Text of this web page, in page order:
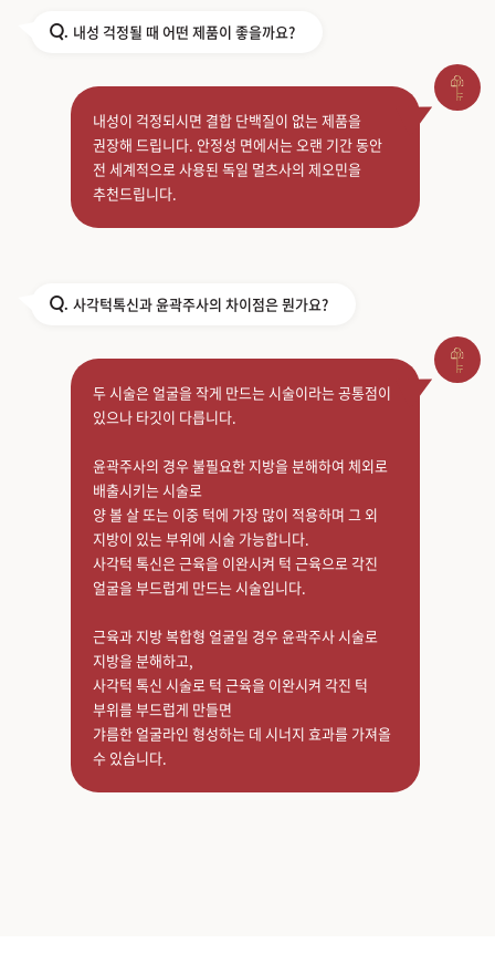
Q. 내성 걱정될 때 어떤 제품이 좋을까요?
내성이 걱정되시면 결합 단백질이 없는 제품을
권장해 드립니다. 안정성 면에서는 오랜 기간 동안
전 세계적으로 사용된 독일 멀츠사의 제오민을
추천드립니다.
Q. 사각턱톡신과 윤곽주사의 차이점은 뭔가요?
두 시술은 얼굴을 작게 만드는 시술이라는 공통점이
있으나 타깃이 다릅니다.
윤곽주사의 경우 불필요한 지방을 분해하여 체외로
배출시키는 시술로
양 볼 살 또는 이중 턱에 가장 많이 적용하며 그 외
지방이 있는 부위에 시술 가능합니다.
사각턱 톡신은 근육을 이완시켜 턱 근육으로 각진
얼굴을 부드럽게 만드는 시술입니다.
근육과 지방 복합형 얼굴일 경우 윤곽주사 시술로
지방을 분해하고,
사각턱 톡신 시술로 턱 근육을 이완시켜 각진 턱
부위를 부드럽게 만들면
갸름한 얼굴라인 형성하는 데 시너지 효과를 가져올
수 있습니다.